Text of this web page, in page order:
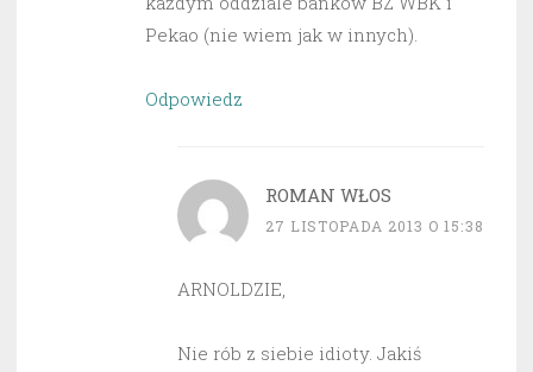
Pekao (nie wiem jak w innych).
Odpowiedz
ROMAN WŁOS
27 LISTOPADA 2013 O 15:38
ARNOLDZIE,
Nie rób z siebie idioty. Jakiś